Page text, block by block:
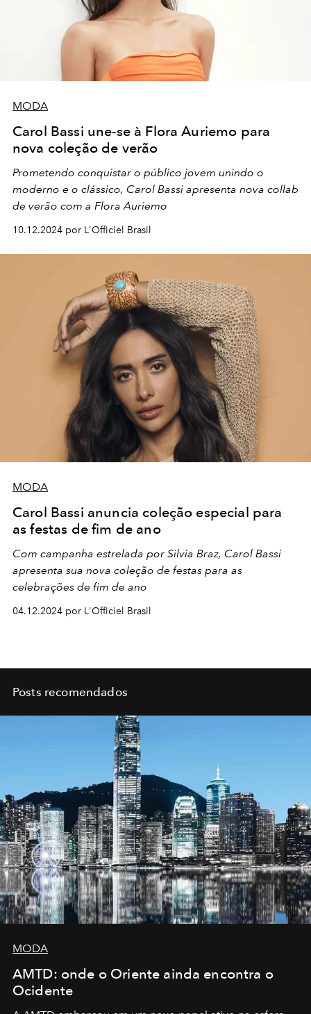
MODA
Carol Bassi une-se à Flora Auriemo para
nova coleção de verão
Prometendo conquistar o público jovem unindo o
moderno e o clássico, Carol Bassi apresenta nova collab
de verão com a Flora Auriemo
10.12.2024 por L'Officiel Brasil
MODA
Carol Bassi anuncia coleção especial para
as festas de fim de ano
Com campanha estrelada por Silvia Braz, Carol Bassi
apresenta sua nova coleção de festas para as
celebrações de fim de ano
04.12.2024 por L'Officiel Brasil
Posts recomendados
MODA
AMTD: onde o Oriente ainda encontra o
Ocidente